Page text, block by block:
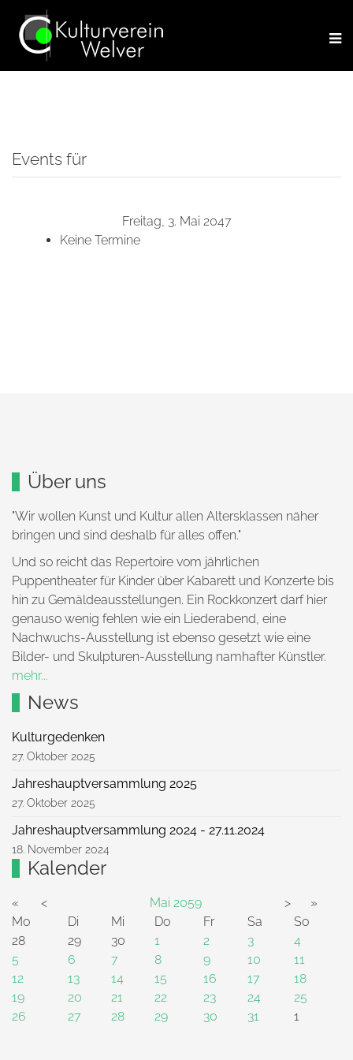
Events für
Freitag, 3. Mai 2047
Keine Termine
Über uns
"Wir wollen Kunst und Kultur allen Altersklassen näher
bringen und sind deshalb für alles offen."
Und so reicht das Repertoire vom jährlichen
Puppentheater für Kinder über Kabarett und Konzerte bis
hin zu Gemäldeausstellungen. Ein Rockkonzert darf hier
genauso wenig fehlen wie ein Liederabend, eine
Nachwuchs-Ausstellung ist ebenso gesetzt wie eine
Bilder- und Skulpturen-Ausstellung namhafter Künstler.
mehr...
News
Kulturgedenken
27. Oktober 2025
Jahreshauptversammlung 2025
27. Oktober 2025
Jahreshauptversammlung 2024 - 27.11.2024
18. November 2024
Kalender
« < Mai 2059 >
»
Mo
Di Mi Do Fr Sa
So
28
29 30 1 2 3
4
5
6 7 8 9 10
11
12
13 14 15 16 17
18
19
20 21 22 23 24
25
26
27 28 29 30 31 1